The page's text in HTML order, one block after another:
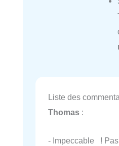
Liste des
Thomas :
- Impeccable ! Pas